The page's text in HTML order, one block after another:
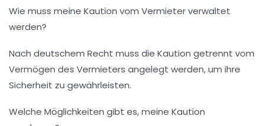
Wie muss meine Kaution vom Vermieter verwaltet
werden?
Nach deutschem Recht muss die Kaution getrennt vom
Vermögen des Vermieters angelegt werden, um ihre
Sicherheit zu gewährleisten.
Welche Möglichkeiten gibt es, meine Kaution